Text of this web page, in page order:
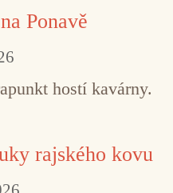
Of Time katsa.theo
Ponavě
hostí kavárny.
rajského kovu